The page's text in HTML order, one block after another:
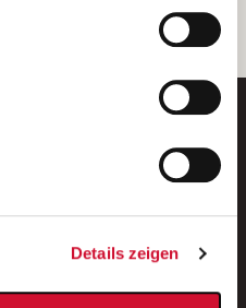
jederzeit widerrufen,
aufrufen und diese
Details zeigen